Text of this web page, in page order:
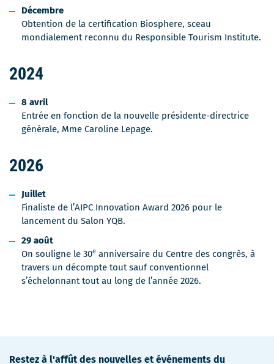
Décembre
Obtention de la certification Biosphere, sceau
mondialement reconnu du Responsible Tourism Institute.
2024
8 avril
Entrée en fonction de la nouvelle présidente-directrice
générale, Mme Caroline Lepage.
2026
Juillet
Finaliste de l’AIPC Innovation Award 2026 pour le
lancement du Salon YQB.
29 août
On souligne le 30e anniversaire du Centre des congrès, à
travers un décompte tout sauf conventionnel
s’échelonnant tout au long de l’année 2026.
Restez à l'affût des nouvelles et événements du